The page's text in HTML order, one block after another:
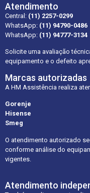
Atendimento
Central: (11) 2257-0299
WhatsApp: (11) 94790-0486
WhatsApp: (11) 94777-3134
Solicite uma avaliação
equipamento e o defeito
Marcas autorizadas
A HM Assistência realiza
Gorenje
Hisense
Smeg
O atendimento autorizado
conforme análise do
vigentes.
Atendimento